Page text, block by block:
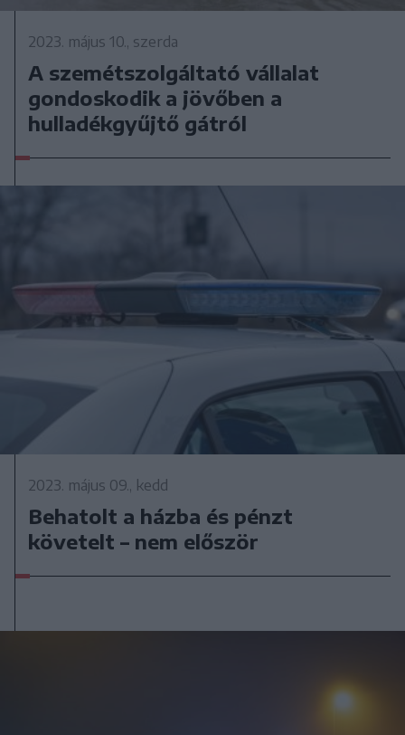
2023. május 10., szerda
A szemétszolgáltató vállalat
gondoskodik a jövőben a
hulladékgyűjtő gátról
2023. május 09., kedd
Behatolt a házba és pénzt
követelt – nem először